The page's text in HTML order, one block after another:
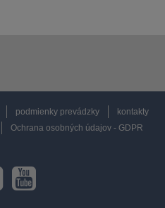
podmienky prevádzky
kontakty
Ochrana osobných údajov - GDPR